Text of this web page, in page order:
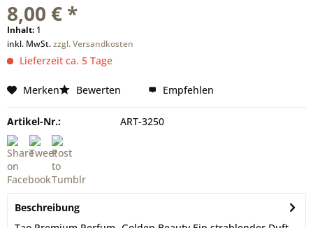
8,00 € *
Inhalt: 1
inkl. MwSt.zzgl. Versandkosten
Lieferzeit ca. 5 Tage
Merken Bewerten Empfehlen
Artikel-Nr.: ART-3250
Beschreibung